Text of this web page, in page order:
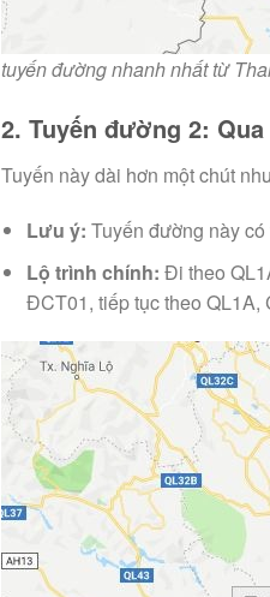
tuyến đường nhanh nhất từ
2. Tuyến đường 2:
Tuyến này dài hơn một chút
Lưu ý: Tuyến đường này có
Lộ trình chính: Đi theo
ĐCT01, tiếp tục theo